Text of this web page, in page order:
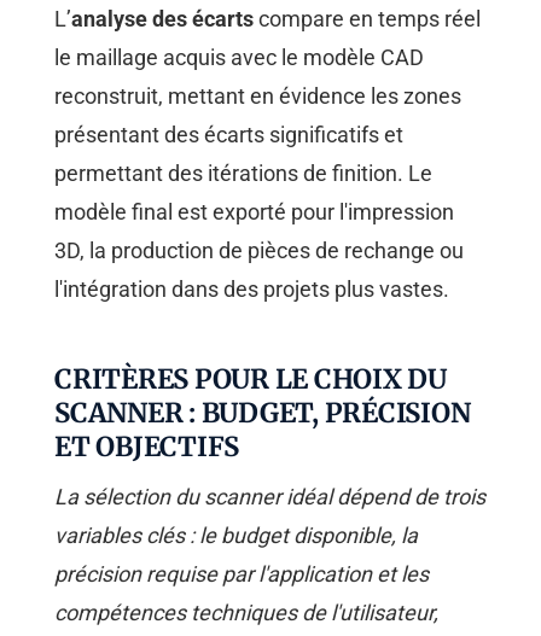
L’analyse des écartscompare en temps réel
le maillage acquis avec le modèle CAD
reconstruit, mettant en évidence les zones
présentant des écarts significatifs et
permettant des itérations de finition. Le
modèle final est exporté pour l'impression
3D, la production de pièces de rechange ou
l'intégration dans des projets plus vastes.
CRITÈRES POUR LE CHOIX DU
SCANNER : BUDGET, PRÉCISION
ET OBJECTIFS
La sélection du scanner idéal dépend de trois
variables clés : le budget disponible, la
précision requise par l'application et les
compétences techniques de l'utilisateur,